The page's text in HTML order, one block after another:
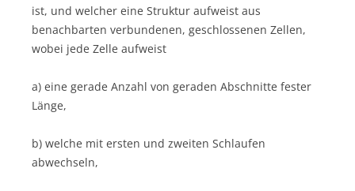
ist, und welcher eine Struktur aufweist aus
benachbarten verbundenen, geschlossenen Zellen,
wobei jede Zelle aufweist
a) eine gerade Anzahl von geraden Abschnitte fester
Länge,
b) welche mit ersten und zweiten Schlaufen
abwechseln,